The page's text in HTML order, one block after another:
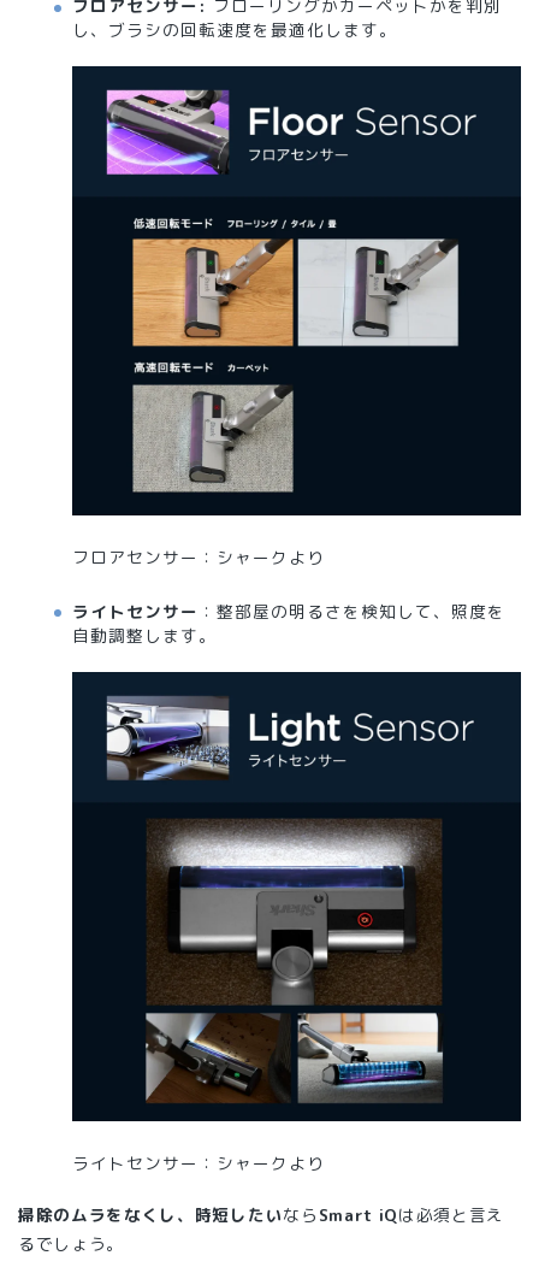
フロアセンサー: フローリングかカーペットかを判別
し、ブラシの回転速度を最適化します。
フロアセンサー：シャークより
ライトセンサー ：整部屋の明るさを検知して、照度を
自動調整します。
ライトセンサー：シャークより
掃除のムラをなくし、時短したいなら Smart iQは必須と言え
るでしょう。